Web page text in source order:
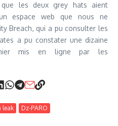
que les deux grey hats aient
espace web que nous ne
Breach, qui a pu consulter les
a pu constater une dizaine
mis en ligne par les
leak
Dz-PARO